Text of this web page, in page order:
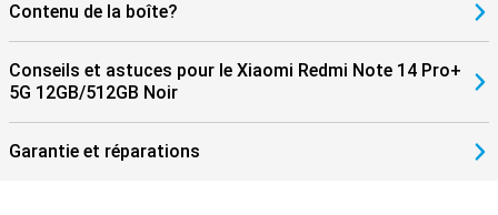
Contenu de la boîte?
Conseils et astuces pour le Xiaomi Redmi Note 14 Pro+
5G 12GB/512GB Noir
Garantie et réparations